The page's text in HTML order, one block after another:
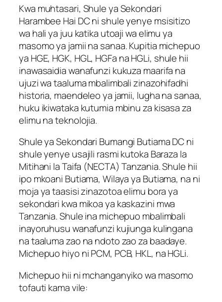
Kwa muhtasari, Shule ya Sekondari
Harambee Hai DC ni shule yenye msisitizo
wa hali ya juu katika utoaji wa elimu ya
masomo ya jamii na sanaa. Kupitia michepuo
ya HGE, HGK, HGL, HGFa na HGLi, shule hii
inawasaidia wanafunzi kukuza maarifa na
ujuzi wa taaluma mbalimbali zinazohifadhi
historia, maendeleo ya jamii, lugha na sanaa,
huku ikiwataka kutumia mbinu za kisasa za
elimu na teknolojia.
Shule ya Sekondari Bumangi Butiama DC ni
shule yenye usajili rasmi kutoka Baraza la
Mitihani la Taifa (NECTA) Tanzania. Shule hii
ipo mkoani Butiama, Wilaya ya Butiama, na ni
moja ya taasisi zinazotoa elimu bora ya
sekondari kwa mikoa ya kaskazini mwa
Tanzania. Shule ina michepuo mbalimbali
inayoruhusu wanafunzi kujiunga kulingana
na taaluma zao na ndoto zao za baadaye.
Michepuo hiyo ni PCM, PCB, HKL, na HGLi.
Michepuo hii ni mchanganyiko wa masomo
tofauti kama vile: